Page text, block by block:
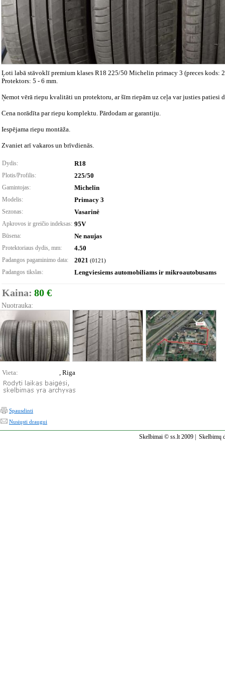
Ļoti labā stāvoklī premium klases R18 225/50 Michelin primacy 3 (preces kods:
Protektors: 5 - 6 mm.
Ņemot vērā riepu kvalitāti un protektoru, ar šīm riepām uz ceļa var justies patiesi
Cena norādīta par riepu komplektu. Pārdodam ar garantiju.
Iespējama riepu montāža.
Zvaniet arī vakaros un brīvdienās.
Dydis: R18
Plotis/Profilis: 225/50
Gamintojas: Michelin
Modelis: Primacy 3
Sezonas: Vasarinė
Apkrovos ir greičio indeksas: 95V
Būsena: Ne naujas
Protektoriaus dydis, mm: 4.50
Padangos pagaminimo data: 2021 (0121)
Padangos tikslas: Lengviesiems automobiliams ir mikroautobusams
Kaina: 80 €
Nuotrauka:
Vieta: , Riga
Spausdinti
Nusiųsti draugui
Skelbimai © ss.lt 2009 | Skelbimų